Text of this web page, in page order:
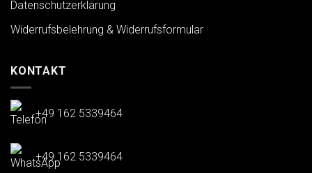
Datenschutzerklärung
Widerrufsbelehrung & Widerrufsformular
KONTAKT
+49 162 5339464
+49 162 5339464